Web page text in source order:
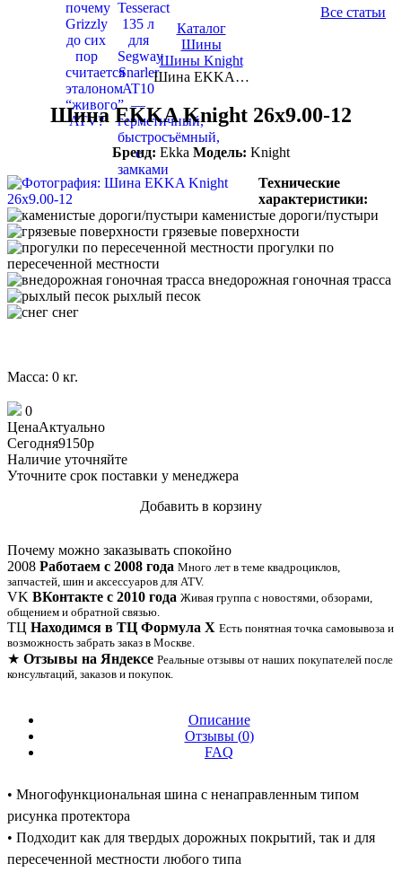
Все статьи
Каталог
Шины
Шины Knight
Шина EKKA…
Шина EKKA Knight 26x9.00-12
Бренд: Ekka Модель: Knight
Технические
характеристики:
каменистые дороги/пустыри
грязевые поверхности
прогулки по
пересеченной местности
внедорожная гоночная трасса
рыхлый песок
снег
Масса: 0 кг.
0
ЦенаАктуально
Сегодня9150p
Наличие уточняйте
Уточните срок поставки у менеджера
Добавить в корзину
Почему можно заказывать спокойно
2008 Работаем с 2008 года Много лет в теме квадроциклов,
запчастей, шин и аксессуаров для ATV.
VK ВКонтакте с 2010 года Живая группа с новостями, обзорами,
общением и обратной связью.
ТЦ Находимся в ТЦ Формула Х Есть понятная точка самовывоза и
возможность забрать заказ в Москве.
★ Отзывы на Яндексе Реальные отзывы от наших покупателей после
консультаций, заказов и покупок.
Описание
Отзывы (0)
FAQ
• Многофункциональная шина с ненаправленным типом
рисунка протектора
• Подходит как для твердых дорожных покрытий, так и для
пересеченной местности любого типа